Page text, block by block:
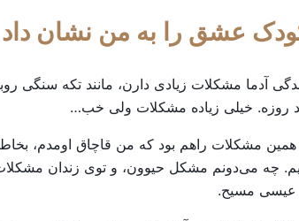
آدما مشکلات زیادی دارن، مانند تکه سنگی
روزه. خیلی زیاده مشکلات ولی خب…
مشکلات راهم بود که من قاچاق اومدم،
چه می‌دونم مشکل حیوون، و توی زندان
و عیسی مسیح.